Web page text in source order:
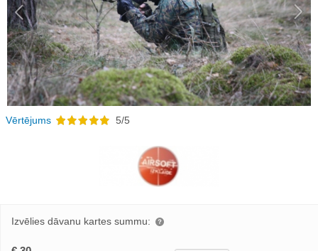
Previous
Vērtējums 5/5
Izvēlies dāvanu kartes summu: